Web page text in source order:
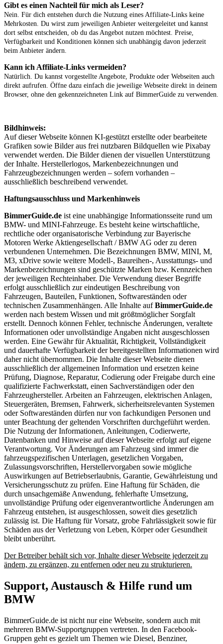
Gibt es einen Nachteil für mich als Leser?
Nein. Für dich entstehen durch die Nutzung eines Affiliate-Links keine
Mehrkosten. Du wirst zum jeweiligen Anbieter weitergeleitet und kannst
dort selbst entscheiden, ob du das Angebot nutzen möchtest. Preise,
Verfügbarkeit und Konditionen können sich unabhängig davon jederzeit
beim Anbieter ändern.
Kann ich Affiliate-Links vermeiden?
Natürlich. Du kannst vorgestellte Angebote, Produkte oder Webseiten auch
direkt aufrufen. Öffne dazu einfach die jeweilige Webseite direkt in deinem
Browser, ohne den gekennzeichneten Link auf BimmerGuide zu verwenden.
Bildhinweis:
Auf dieser Webseite können KI-gestützt erstellte oder bearbeitete
Grafiken sowie Bilder aus frei nutzbaren Bildquellen wie Pixabay
verwendet werden. Die Bilder dienen der visuellen Unterstützung
der Inhalte. Herstellerlogos, Markenbezeichnungen und
Fahrzeugbezeichnungen werden – sofern vorhanden –
ausschließlich beschreibend verwendet.
Haftungsausschluss und Markenhinweis
BimmerGuide.de ist eine unabhängige Informationsseite rund um
BMW- und MINI-Fahrzeuge. Es besteht keine wirtschaftliche,
rechtliche oder organisatorische Verbindung zur Bayerische
Motoren Werke Aktiengesellschaft / BMW AG oder zu deren
verbundenen Unternehmen. Die Bezeichnungen BMW, MINI, M,
M3, xDrive sowie weitere Modell-, Baureihen-, Ausstattungs- und
Markenbezeichnungen sind geschützte Marken bzw. Kennzeichen
der jeweiligen Rechteinhaber. Die Verwendung dieser Begriffe
erfolgt ausschließlich zur eindeutigen Beschreibung von
Fahrzeugen, Bauteilen, Funktionen, Softwareständen oder
technischen Zusammenhängen. Alle Inhalte aufBimmerGuide.de
werden nach bestem Wissen und mit größtmöglicher Sorgfalt
erstellt. Dennoch können Fehler, technische Änderungen, veraltete
Informationen oder unvollständige Angaben nicht ausgeschlossen
werden. Eine Gewähr für Aktualität, Richtigkeit, Vollständigkeit
und dauerhafte Verfügbarkeit der bereitgestellten Informationen wird
daher nicht übernommen. Die Inhalte dieser Webseite dienen
ausschließlich der allgemeinen Information und ersetzen keine
Prüfung, Diagnose, Reparatur, Codierung oder Freigabe durch eine
qualifizierte Fachwerkstatt, einen Sachverständigen oder den
Fahrzeughersteller. Arbeiten an Fahrzeugen, elektrischen Anlagen,
Steuergeräten, Bremsen, Fahrwerk, sicherheitsrelevanten Systemen
oder Softwareständen dürfen nur von fachkundigen Personen und
unter Beachtung der geltenden Vorschriften durchgeführt werden.
Die Nutzung der Informationen, Anleitungen, Codierwerte,
Datenbanken und Hinweise auf dieser Webseite erfolgt auf eigene
Verantwortung. Vor Änderungen am Fahrzeug sind immer die
fahrzeugspezifischen Unterlagen, gesetzlichen Vorgaben,
Zulassungsvorschriften, Herstellervorgaben sowie mögliche
Auswirkungen auf Betriebserlaubnis, Garantie, Gewährleistung und
Versicherungsschutz zu prüfen. Eine Haftung für Schäden, die
durch unsachgemäße Anwendung, fehlerhafte Umsetzung,
unvollständige Prüfung oder eigenverantwortliche Änderungen am
Fahrzeug entstehen, ist ausgeschlossen, soweit dies gesetzlich
zulässig ist. Die Haftung für Vorsatz, grobe Fahrlässigkeit sowie für
Schäden aus der Verletzung von Leben, Körper oder Gesundheit
bleibt unberührt.
Der Betreiber behält sich vor, Inhalte dieser Webseite jederzeit zu
ändern, zu ergänzen, zu entfernen oder neu zu strukturieren.
Support, Austausch & Hilfe rund um
BMW
BimmerGuide.de ist nicht nur eine Webseite, sondern auch mit
mehreren BMW-Supportgruppen vertreten. In den Facebook-
Gruppen geht es gezielt um Themen wie Diesel, Benziner,